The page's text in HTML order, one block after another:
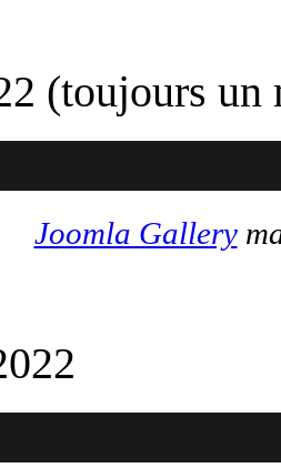
(toujours un
Joomla Gallery